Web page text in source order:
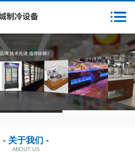
2
- 关于我们 -
ABOUT US
关于我们
新闻资讯
产品中心